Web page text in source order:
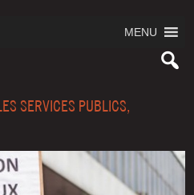
MENU
SERVICES PUBLICS,